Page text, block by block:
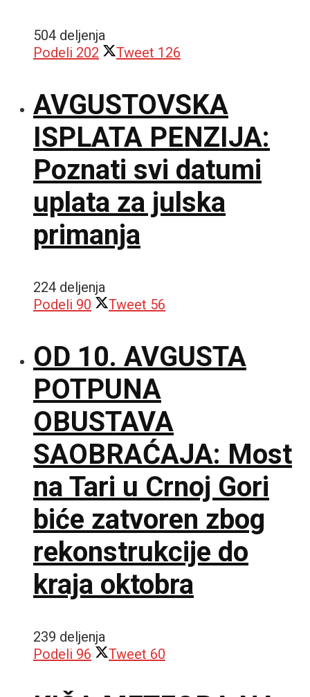
504 deljenja
Podeli 202 Tweet 126
AVGUSTOVSKA
ISPLATA PENZIJA:
Poznati svi datumi
uplata za julska
primanja
224 deljenja
Podeli 90 Tweet 56
OD 10. AVGUSTA
POTPUNA
OBUSTAVA
SAOBRAĆAJA: Most
na Tari u Crnoj Gori
biće zatvoren zbog
rekonstrukcije do
kraja oktobra
239 deljenja
Podeli 96 Tweet 60